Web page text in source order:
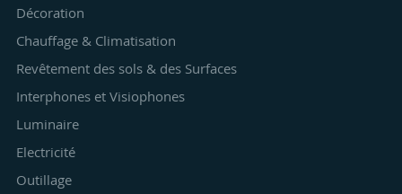
Décoration
Chauffage & Climatisation
Revêtement des sols & des Surfaces
Interphones et Visiophones
Luminaire
Electricité
Outillage